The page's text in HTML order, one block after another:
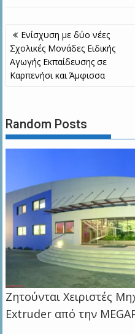
Πλοήγηση
άρθρων
Ενίσχυση με δύο νέες
Σχολικές Μονάδες Ειδικής
Αγωγής Εκπαίδευσης σε
Καρπενήσι και Άμφισσα
Random Posts
Zητούνται Χειριστές
Extruder από την